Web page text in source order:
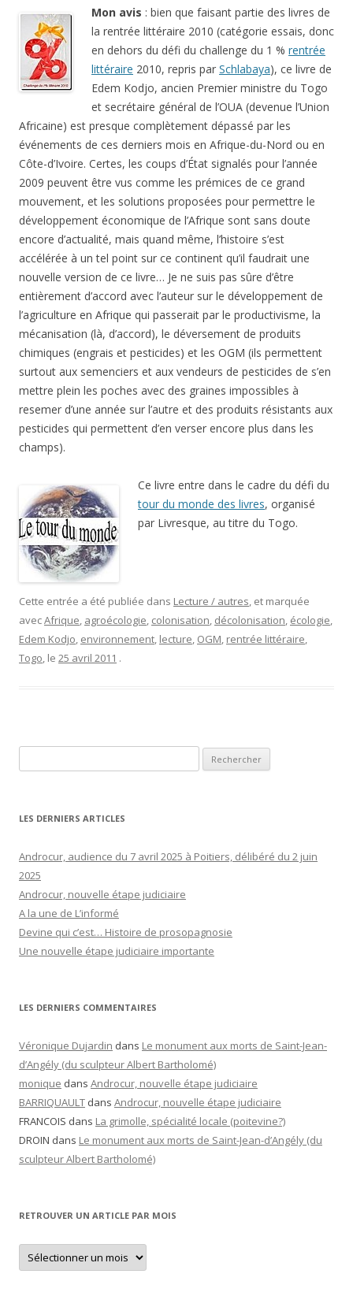
Mon avis : bien que faisant partie des livres de
la rentrée littéraire 2010 (catégorie essais, donc
en dehors du défi du challenge du 1 % rentrée
littéraire 2010, repris par Schlabaya), ce livre de
Edem Kodjo, ancien Premier ministre du Togo
et secrétaire général de l’OUA (devenue l’Union
Africaine) est presque complètement dépassé par les
événements de ces derniers mois en Afrique-du-Nord ou en
Côte-d’Ivoire. Certes, les coups d’État signalés pour l’année
2009 peuvent être vus comme les prémices de ce grand
mouvement, et les solutions proposées pour permettre le
développement économique de l’Afrique sont sans doute
encore d’actualité, mais quand même, l’histoire s’est
accélérée à un tel point sur ce continent qu’il faudrait une
nouvelle version de ce livre… Je ne suis pas sûre d’être
entièrement d’accord avec l’auteur sur le développement de
l’agriculture en Afrique qui passerait par le productivisme, la
mécanisation (là, d’accord), le déversement de produits
chimiques (engrais et pesticides) et les OGM (ils permettent
surtout aux semenciers et aux vendeurs de pesticides de s’en
mettre plein les poches avec des graines impossibles à
resemer d’une année sur l’autre et des produits résistants aux
pesticides qui permettent d’en verser encore plus dans les
champs).
Ce livre entre dans le cadre du défi du
tour du monde des livres, organisé
par Livresque, au titre du Togo.
Cette entrée a été publiée dans Lecture / autres, et marquée
avecAfrique, agroécologie, colonisation, décolonisation, écologie,
Edem Kodjo, environnement, lecture, OGM, rentrée littéraire,
Togo, le 25 avril 2011 .
LES DERNIERS ARTICLES
Androcur, audience du 7 avril 2025 à Poitiers, délibéré du 2 juin
2025
Androcur, nouvelle étape judiciaire
A la une de L’informé
Devine qui c’est… Histoire de prosopagnosie
Une nouvelle étape judiciaire importante
LES DERNIERS COMMENTAIRES
Véronique Dujardin dans Le monument aux morts de Saint-Jean-
d’Angély (du sculpteur Albert Bartholomé)
monique dans Androcur, nouvelle étape judiciaire
BARRIQUAULT dans Androcur, nouvelle étape judiciaire
FRANCOIS dans La grimolle, spécialité locale (poitevine?)
DROIN dans Le monument aux morts de Saint-Jean-d’Angély (du
sculpteur Albert Bartholomé)
RETROUVER UN ARTICLE PAR MOIS
Retrouver
un
article